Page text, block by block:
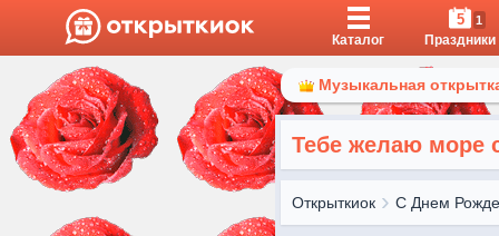
Каталог
5 1
Праздники
Музыкальная
Тебе желаю море
Открыткиок С Днем